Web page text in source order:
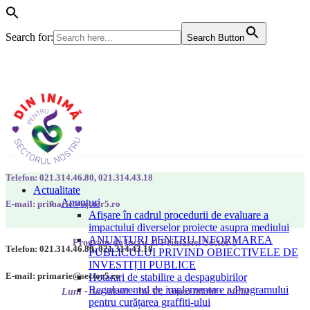
Search for: Search Button
Actualitate
Anunțuri
Afișare în cadrul procedurii de evaluare a
impactului diverselor proiecte asupra mediului
ANUNȚURI PENTRU INFORMAREA
PUBLICULUI PRIVIND OBIECTIVELE DE
INVESTIȚII PUBLICE
Hotarari de stabilire a despagubirilor
Regulamentul de implementare a Programului
pentru curățarea graffiti-ului
Telefon: 021.314.46.80, 021.314.43.18
E-mail: primarie@sector5.ro
Program de lucru al Primăriei Sector 5
Luni - Joi 08:00 - 16:30; Vineri 08:00 - 14:00
Telefon: 021.314.46.80, 021.314.43.18
E-mail: primarie@sector5.ro